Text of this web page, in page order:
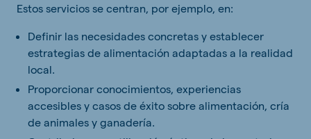
Estos servicios se centran, por ejemplo, en:
Definir las necesidades concretas y establecer
estrategias de alimentación adaptadas a la realidad
local.
Proporcionar conocimientos, experiencias
accesibles y casos de éxito sobre alimentación, cría
de animales y ganadería.